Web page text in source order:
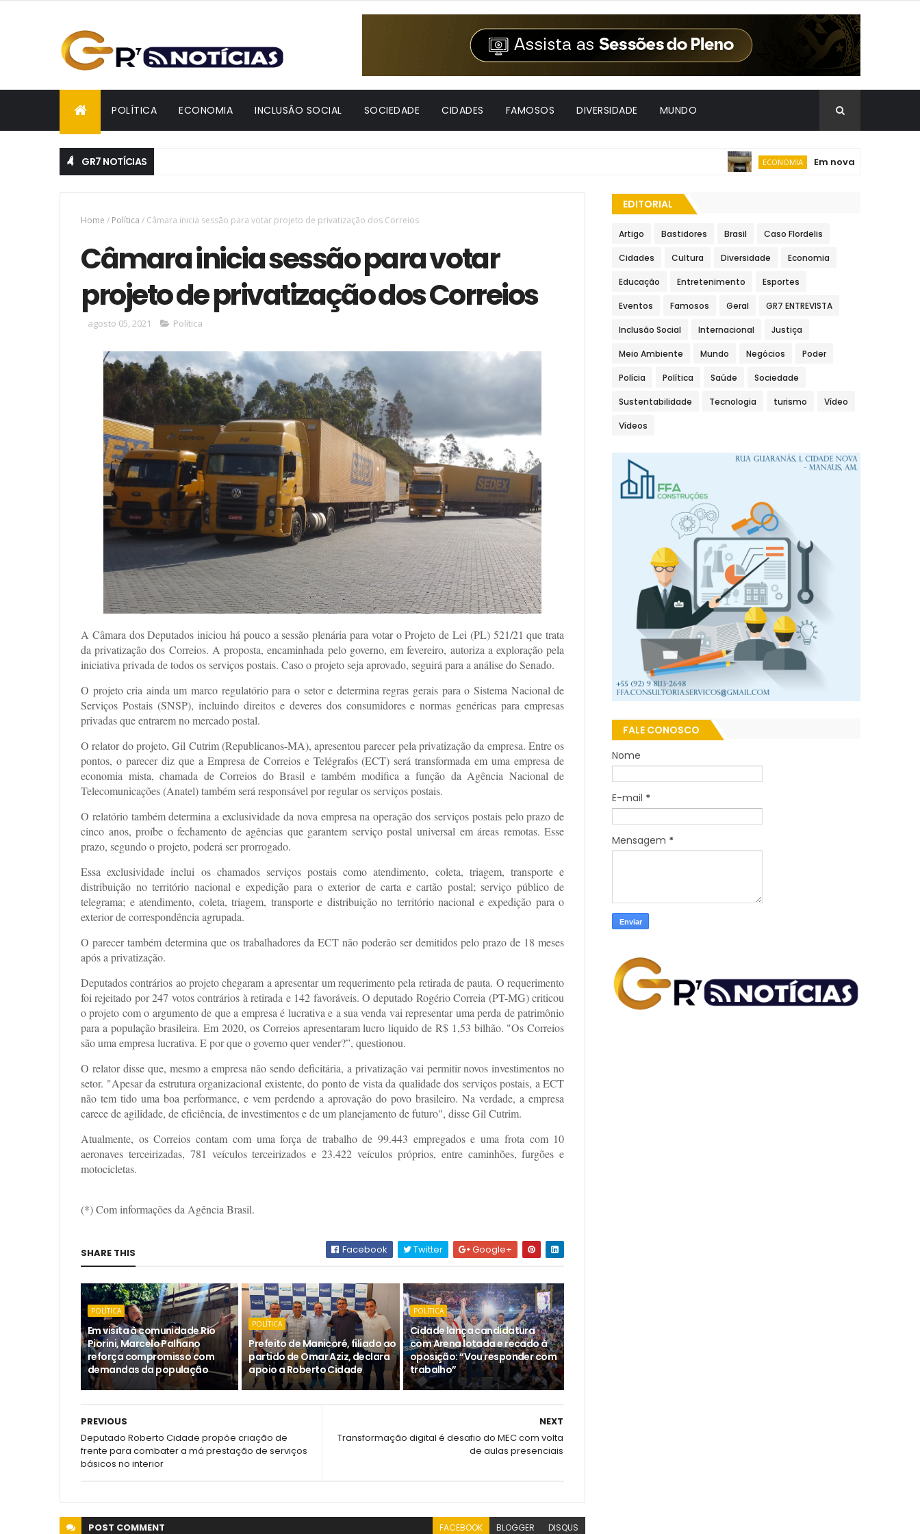
POLÍTICA ECONOMIA INCLUSÃO SOCIAL SOCIEDADE CIDADES FAMOSOS DIVERSIDADE MUNDO
GR7 NOTÍCIAS ECONOMIA Em nova redução, Copom
Home / Política / Câmara inicia sessão para votar projeto de privatização dos Correios
Câmara inicia sessão para votar
projeto de privatização dos Correios
agosto 05, 2021 Política
A Câmara dos Deputados iniciou há pouco a sessão plenária para votar o Projeto de Lei (PL) 521/21 que trata
da privatização dos Correios. A proposta, encaminhada pelo governo, em fevereiro, autoriza a exploração pela
iniciativa privada de todos os serviços postais. Caso o projeto seja aprovado, seguirá para a análise do Senado.
O projeto cria ainda um marco regulatório para o setor e determina regras gerais para o Sistema Nacional de
Serviços Postais (SNSP), incluindo direitos e deveres dos consumidores e normas genéricas para empresas
privadas que entrarem no mercado postal.
O relator do projeto, Gil Cutrim (Republicanos-MA), apresentou parecer pela privatização da empresa. Entre os
pontos, o parecer diz que a Empresa de Correios e Telégrafos (ECT) será transformada em uma empresa de
economia mista, chamada de Correios do Brasil e também modifica a função da Agência Nacional de
Telecomunicações (Anatel) também será responsável por regular os serviços postais.
O relatório também determina a exclusividade da nova empresa na operação dos serviços postais pelo prazo de
cinco anos, proíbe o fechamento de agências que garantem serviço postal universal em áreas remotas. Esse
prazo, segundo o projeto, poderá ser prorrogado.
Essa exclusividade inclui os chamados serviços postais como atendimento, coleta, triagem, transporte e
distribuição no território nacional e expedição para o exterior de carta e cartão postal; serviço público de
telegrama; e atendimento, coleta, triagem, transporte e distribuição no território nacional e expedição para o
exterior de correspondência agrupada.
O parecer também determina que os trabalhadores da ECT não poderão ser demitidos pelo prazo de 18 meses
após a privatização.
Deputados contrários ao projeto chegaram a apresentar um requerimento pela retirada de pauta. O requerimento
foi rejeitado por 247 votos contrários à retirada e 142 favoráveis. O deputado Rogério Correia (PT-MG) criticou
o projeto com o argumento de que a empresa é lucrativa e a sua venda vai representar uma perda de patrimônio
para a população brasileira. Em 2020, os Correios apresentaram lucro liquido de R$ 1,53 bilhão. "Os Correios
são uma empresa lucrativa. E por que o governo quer vender?”, questionou.
O relator disse que, mesmo a empresa não sendo deficitária, a privatização vai permitir novos investimentos no
setor. "Apesar da estrutura organizacional existente, do ponto de vista da qualidade dos serviços postais, a ECT
não tem tido uma boa performance, e vem perdendo a aprovação do povo brasileiro. Na verdade, a empresa
carece de agilidade, de eficiência, de investimentos e de um planejamento de futuro", disse Gil Cutrim.
Atualmente, os Correios contam com uma força de trabalho de 99.443 empregados e uma frota com 10
aeronaves terceirizadas, 781 veículos terceirizados e 23.422 veículos próprios, entre caminhões, furgões e
motocicletas.
(*) Com informações da Agência Brasil.
SHARE THIS Facebook Twitter Google+
POLÍTICA
Em visita à comunidade Rio
Piorini, Marcelo Palhano
reforça compromisso com
demandas da população
POLÍTICA
Prefeito de Manicoré, filiado ao
partido de Omar Aziz, declara
apoio a Roberto Cidade
POLÍTICA
Cidade lança candidatura
com Arena lotada e recado à
oposição: “Vou responder com
trabalho”
NEXT
Transformação digital é desafio do MEC com volta
de aulas presenciais
PREVIOUS
Deputado Roberto Cidade propõe criação de
frente para combater a má prestação de serviços
básicos no interior
POST COMMENT FACEBOOK BLOGGER DISQUS
EDITORIAL
Artigo Bastidores Brasil Caso Flordelis
Cidades Cultura Diversidade Economia
Educação Entretenimento Esportes
Eventos Famosos Geral GR7 ENTREVISTA
Inclusão Social Internacional Justiça
Meio Ambiente Mundo Negócios Poder
Polícia Política Saúde Sociedade
Sustentabilidade Tecnologia turismo Vídeo
Vídeos
FALE CONOSCO
Nome
E-mail *
Mensagem *